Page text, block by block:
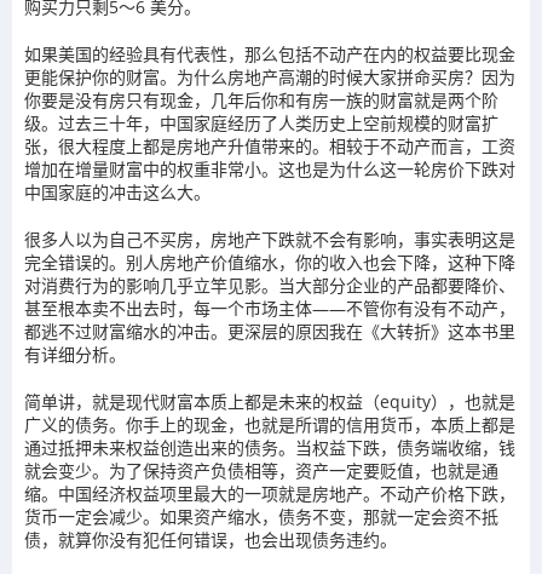
购买力只剩5～6 美分。
如果美国的经验具有代表性，那么包括不动产在内的权益要比现金
更能保护你的财富。为什么房地产高潮的时候大家拼命买房？因为
你要是没有房只有现金，几年后你和有房一族的财富就是两个阶
级。过去三十年，中国家庭经历了人类历史上空前规模的财富扩
张，很大程度上都是房地产升值带来的。相较于不动产而言，工资
增加在增量财富中的权重非常小。这也是为什么这一轮房价下跌对
中国家庭的冲击这么大。
很多人以为自己不买房，房地产下跌就不会有影响，事实表明这是
完全错误的。别人房地产价值缩水，你的收入也会下降，这种下降
对消费行为的影响几乎立竿见影。当大部分企业的产品都要降价、
甚至根本卖不出去时，每一个市场主体——不管你有没有不动产，
都逃不过财富缩水的冲击。更深层的原因我在《大转折》这本书里
有详细分析。
简单讲，就是现代财富本质上都是未来的权益（equity），也就是
广义的债务。你手上的现金，也就是所谓的信用货币，本质上都是
通过抵押未来权益创造出来的债务。当权益下跌，债务端收缩，钱
就会变少。为了保持资产负债相等，资产一定要贬值，也就是通
缩。中国经济权益项里最大的一项就是房地产。不动产价格下跌，
货币一定会减少。如果资产缩水，债务不变，那就一定会资不抵
债，就算你没有犯任何错误，也会出现债务违约。